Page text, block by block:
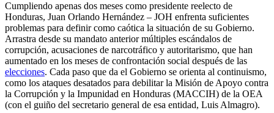
Cumpliendo apenas dos meses como presidente reelecto de
Honduras, Juan Orlando Hernández – JOH enfrenta suficientes
problemas para definir como caótica la situación de su Gobierno.
Arrastra desde su mandato anterior múltiples escándalos de
corrupción, acusaciones de narcotráfico y autoritarismo, que han
aumentado en los meses de confrontación social después de las
elecciones. Cada paso que da el Gobierno se orienta al continuismo,
como los ataques desatados para debilitar la Misión de Apoyo contra
la Corrupción y la Impunidad en Honduras (MACCIH) de la OEA
(con el guiño del secretario general de esa entidad, Luis Almagro).